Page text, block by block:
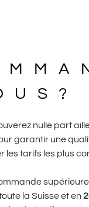
nulle part
garantir une
les tarifs les plus
la Suisse et en